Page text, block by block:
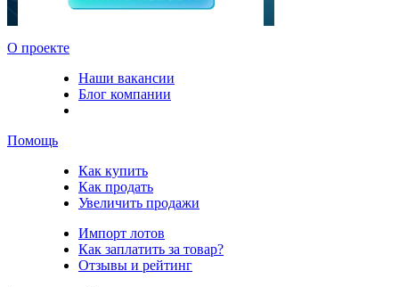
О проекте
Наши вакансии
Блог компании
Помощь
Как купить
Как продать
Увеличить продажи
Импорт лотов
Как заплатить за товар?
Отзывы и рейтинг